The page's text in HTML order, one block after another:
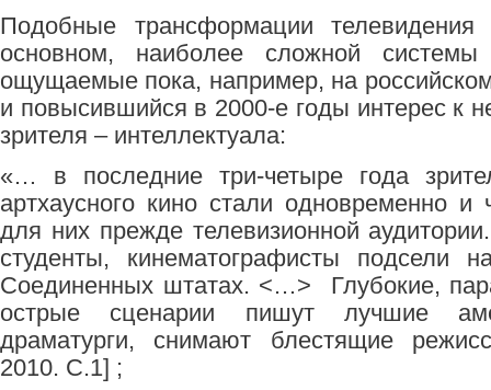
Подобные трансформации
основном, наиболее сложной
ощущаемые пока, например, на
и повысившийся в 2000-е годы интерес к
зрителя – интеллектуала:
«… в последние три-четыре года
артхаусного кино стали одновременно
для них прежде телевизионной
студенты, кинематографисты подсели
Соединенных штатах. <…> Глубокие,
острые сценарии пишут лучшие
драматурги, снимают блестящие
2010. С.1] ;